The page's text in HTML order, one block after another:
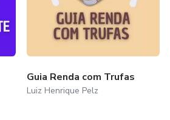
Guia Renda com Trufas
Luiz Henrique Pelz